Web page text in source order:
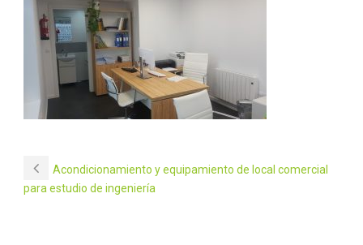
Acondicionamiento y equipamiento de local comercial
para estudio de ingeniería